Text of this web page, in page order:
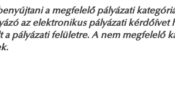
a megfelelő pályázati
az elektronikus pályázati kérdőívet
pályázati felületre. A nem megfelelő